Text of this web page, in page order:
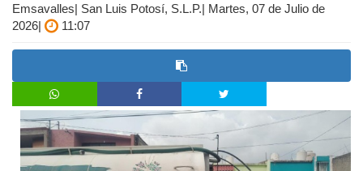
Emsavalles| San Luis Potosí, S.L.P.| Martes, 07 de Julio de
2026|
11:07